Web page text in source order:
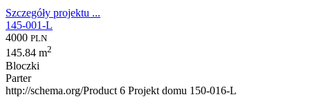
Szczegóły projektu ...
145-001-L
4000 PLN
145.84 m2
Bloczki
Parter
http://schema.org/Product 6 Projekt domu 150-016-L